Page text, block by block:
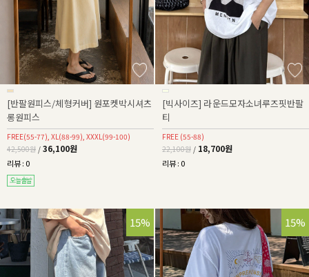
[반팔원피스/체형커버] 원포켓박시셔츠
롱원피스
FREE(55-77), XL(88-99), XXXL(99-100)
42,500원 / 36,100원
리뷰 : 0
[빅사이즈] 라운드모자소녀루즈핏반팔
티
FREE (55-88)
22,100원 / 18,700원
리뷰 : 0
15% 15%